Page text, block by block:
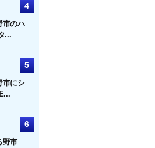
市のハ
...
市にシ
野市